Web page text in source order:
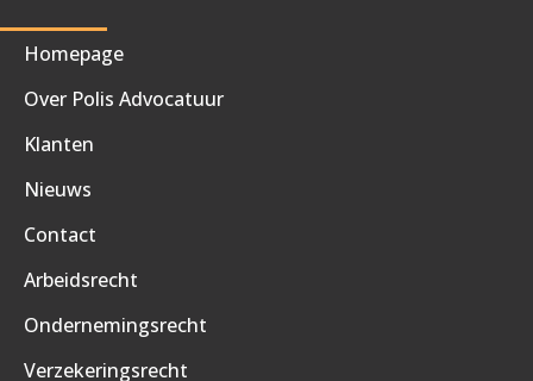
Homepage
Over Polis Advocatuur
Klanten
Nieuws
Contact
Arbeidsrecht
Ondernemingsrecht
Verzekeringsrecht